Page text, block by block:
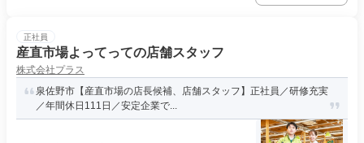
正社員
産直市場よってっての店舗スタッフ
株式会社プラス
泉佐野市【産直市場の店長候補、店舗スタッフ】正社員／研修充実
／年間休日111日／安定企業で...